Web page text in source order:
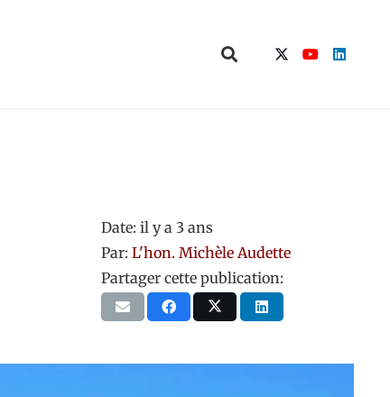
Date: il y a 3 ans
Par: L'hon. Michèle Audette
Partager cette publication: